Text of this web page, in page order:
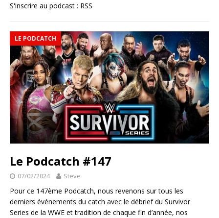
S'inscrire au podcast : RSS
LE PODCATCH
Le Podcatch #147
07/02/2024 Steve
Pour ce 147ème Podcatch, nous revenons sur tous les
derniers événements du catch avec le débrief du Survivor
Series de la WWE et tradition de chaque fin d’année, nos